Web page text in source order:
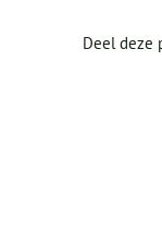
Deel deze